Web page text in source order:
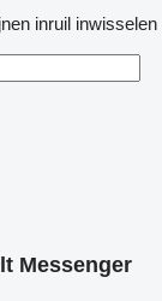
inruil inwisselen
Messenger